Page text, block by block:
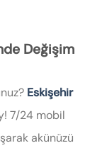
Değişim
Eskişehir
7/24 mobil
akünüzü